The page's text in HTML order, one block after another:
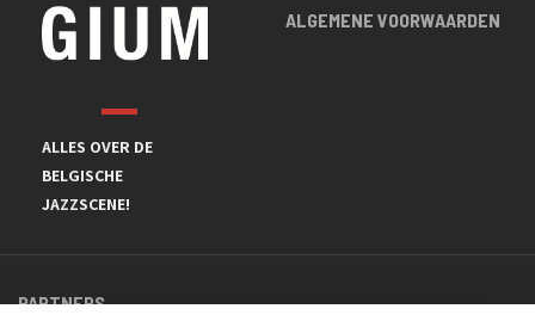
ALLES OVER DE
BELGISCHE
JAZZSCENE!
ALGEMENE VOORWAARDEN
PARTNERS